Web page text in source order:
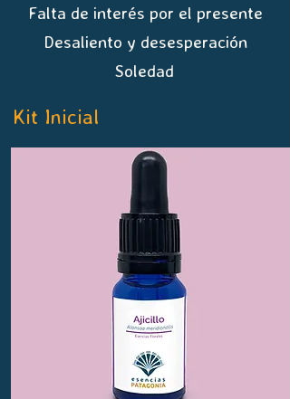
Falta de interés por el presente
Desaliento y desesperación
Soledad
Kit Inicial